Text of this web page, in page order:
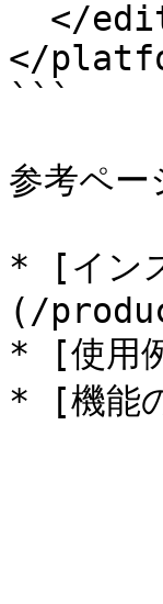
</
```
参考ペー
* [イン
(/
* [使用